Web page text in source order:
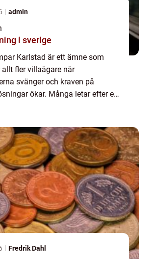
admin
i sverige
Karlstad är ett ämne som
allt fler villaägare när
svänger och kraven på
ökar. Många letar efter ett
Fredrik Dahl